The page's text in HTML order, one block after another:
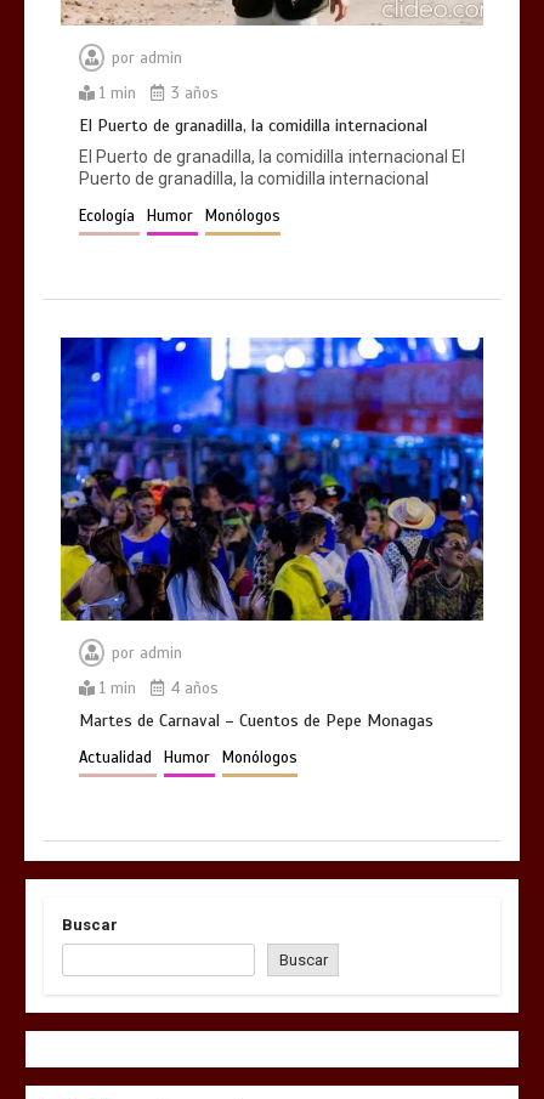
por admin
1 min
3 años
El Puerto de granadilla, la comidilla internacional
El Puerto de granadilla, la comidilla internacional El
Puerto de granadilla, la comidilla internacional
Ecología
Humor Monólogos
por admin
1 min
4 años
Martes de Carnaval – Cuentos de Pepe Monagas
Actualidad Humor Monólogos
Buscar
Buscar